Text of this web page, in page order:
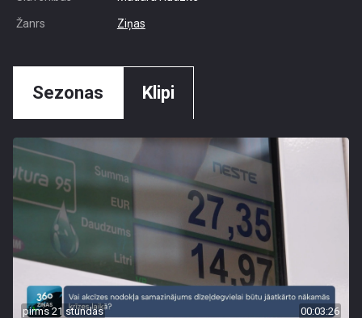
Žanrs Ziņas
Sezonas Klipi
pirms 21 stundas 00:03:26